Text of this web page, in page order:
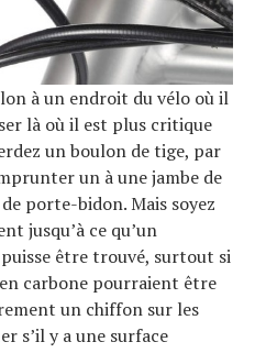
à un endroit du vélo où il
là où il est plus critique
un boulon de tige, par
un à une jambe de
porte-bidon. Mais soyez
jusqu’à ce qu’un
être trouvé, surtout si
carbone pourraient être
un chiffon sur les
s’il y a une surface